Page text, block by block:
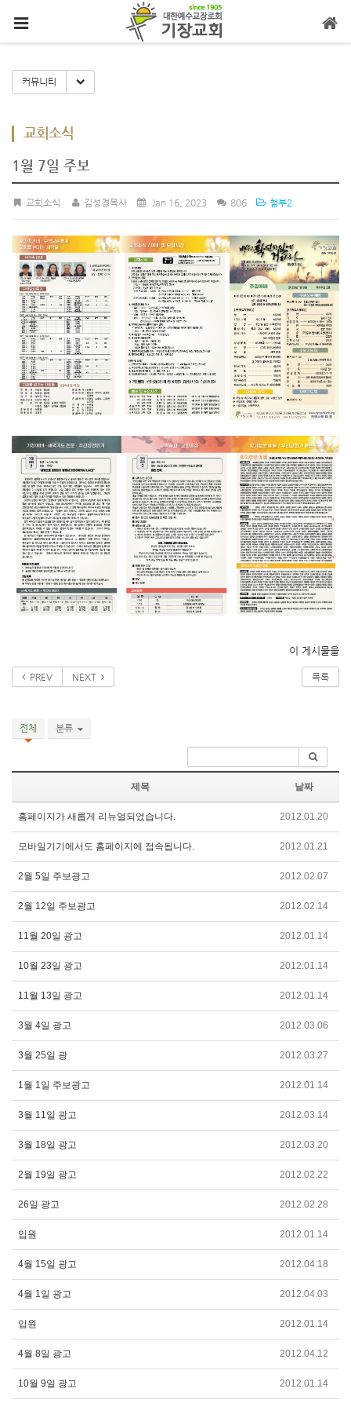
커뮤니티 Toggle Dropdown
교회소식
1월 7일 주보
교회소식 김성경목사 Jan 16, 2023 806 첨부2
이 게시물을
PREV NEXT 목록
전체 분류
제목 날짜
홈페이지가 새롭게 리뉴얼되었습니다. 2012.01.20
모바일기기에서도 홈페이지에 접속됩니다. 2012.01.21
2월 5일 주보광고 2012.02.07
2월 12일 주보광고 2012.02.14
11월 20일 광고 2012.01.14
10월 23일 광고 2012.01.14
11월 13일 광고 2012.01.14
3월 4일 광고 2012.03.06
3월 25일 광 2012.03.27
1월 1일 주보광고 2012.01.14
3월 11일 광고 2012.03.14
3월 18일 광고 2012.03.20
2월 19일 광고 2012.02.22
26일 광고 2012.02.28
입원 2012.01.14
4월 15일 광고 2012.04.18
4월 1일 광고 2012.04.03
입원 2012.01.14
4월 8일 광고 2012.04.12
10월 9일 광고 2012.01.14